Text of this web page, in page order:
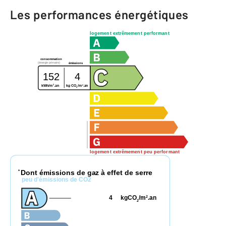
Les performances énergétiques
logement extrêmement performant
logement extrêmement peu performant
consommation
émissions
(énergie primaire)
152 4
kWh/m 2 .an kg CO2/m2.an
* Dont émissions de gaz à effet de serre
peu d'émissions de CO2
kgCO2/m2.an
4